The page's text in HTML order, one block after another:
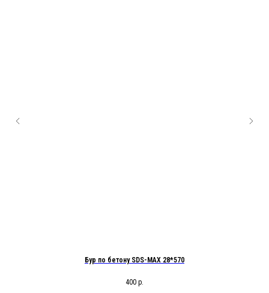
Бур по бетону SDS-MAX 28*570
400 р.